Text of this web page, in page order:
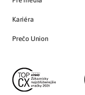
Kariéra
Prečo Union